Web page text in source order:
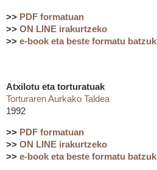
>> PDF formatuan
>> ON LINE irakurtzeko
>> e-book eta beste formatu batzuk
Atxilotu eta torturatuak
Torturaren Aurkako Taldea
1992
>> PDF formatuan
>> ON LINE irakurtzeko
>> e-book eta beste formatu batzuk